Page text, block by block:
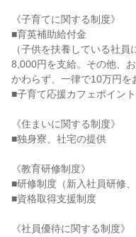
《子育てに関する制度》
■育英補助給付金
（子供を扶養している社
8,000円を支給。その他、
かわらず、一律で10万円を
■子育て応援カフェポイン
《住まいに関する制度》
■独身寮、社宅の提供
《教育研修制度》
■研修制度（新入社員研修
■資格取得支援制度
《社員優待に関する制度》